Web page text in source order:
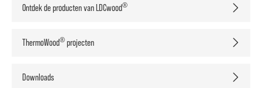
Ontdek de producten van LDCwood®
ThermoWood® projecten
Downloads